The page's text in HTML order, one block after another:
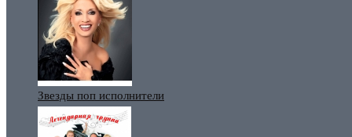
Звезды поп исполнители